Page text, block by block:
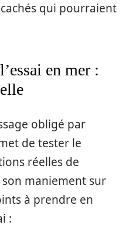
qui pourraient
en mer :
obligé par
de tester le
réelles de
maniement sur
à prendre en
: